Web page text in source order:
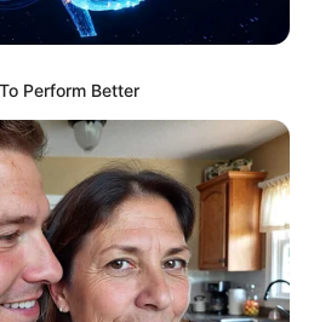
ทั้งสวยทั้งหอมดูไม่มีพิษภัย แต่
ตเกินพิกัดอาจพาไปจบที่โรคเบา
ทั้งหลายให้เสพรักอย่างพอเพียง
นบ้าง ไม่อย่างนั้นจะเบื่อกันเร็ว
Perform Better